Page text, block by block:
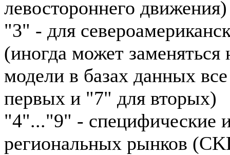
левостороннего движения)
"3" - для
(иногда может
модели в базах данных
первых и "7" для вторых)
"4"..."9" - специфические
региональных рынков